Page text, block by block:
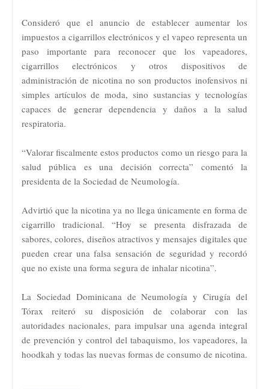
Consideró que el anuncio de establecer aumentar los
impuestos a cigarrillos electrónicos y el vapeo representa un
paso importante para reconocer que los vapeadores,
cigarrillos electrónicos y otros dispositivos de
administración de nicotina no son productos inofensivos ni
simples artículos de moda, sino sustancias y tecnologías
capaces de generar dependencia y daños a la salud
respiratoria.
“Valorar fiscalmente estos productos como un riesgo para la
salud pública es una decisión correcta” comentó la
presidenta de la Sociedad de Neumología.
Advirtió que la nicotina ya no llega únicamente en forma de
cigarrillo tradicional. “Hoy se presenta disfrazada de
sabores, colores, diseños atractivos y mensajes digitales que
pueden crear una falsa sensación de seguridad y recordó
que no existe una forma segura de inhalar nicotina”.
La Sociedad Dominicana de Neumología y Cirugía del
Tórax reiteró su disposición de colaborar con las
autoridades nacionales, para impulsar una agenda integral
de prevención y control del tabaquismo, los vapeadores, la
hoodkah y todas las nuevas formas de consumo de nicotina.